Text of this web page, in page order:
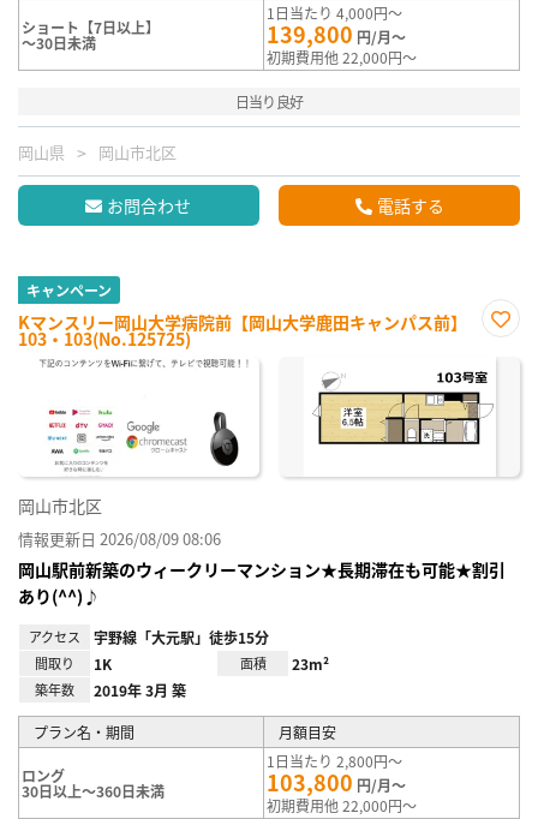
ショート【7日以上】
～30日未満
1日当たり 4,000円～
139,800 円/月～
初期費用他 22,000円～
日当り良好
岡山県 岡山市北区
お問合わせ 電話する
キャンペーン
Kマンスリー岡山大学病院前【岡山大学鹿田キャンパス前】
103・103(No.125725)
に入
り登
岡山市北区
情報更新日 2026/08/09 08:06
岡山駅前新築のウィークリーマンション★長期滞在も可能★割引
あり(^^)♪
アクセス 宇野線「大元駅」徒歩15分
間取り 1K 面積 23m²
築年数 2019年 3月 築
プラン名・期間 月額目安
ロング
30日以上～360日未満
1日当たり 2,800円～
103,800 円/月～
初期費用他 22,000円～